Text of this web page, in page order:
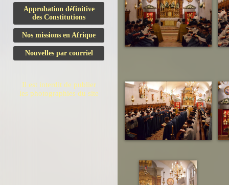
Approbation définitive
des Constitutions
Nos missions en Afrique
Nouvelles par courriel
Il est interdit de publier
les photographies du site